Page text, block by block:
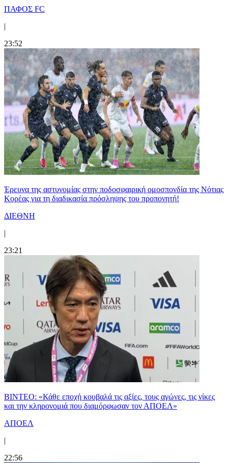
ΠΑΦΟΣ FC
|
23:52
Έρευνα της αστυνομίας στην ποδοσφαιρική ομοσπονδία της Νότιας
Κορέας για τη διαδικασία πρόσληψης του προπονητή!
ΔΙΕΘΝΗ
|
23:21
ΒΙΝΤΕΟ: «Κάθε εποχή κουβαλά τις αξίες, τους αγώνες, τις νίκες
και την κληρονομιά που διαμόρφωσαν τον ΑΠΟΕΛ»
ΑΠΟΕΛ
|
22:56